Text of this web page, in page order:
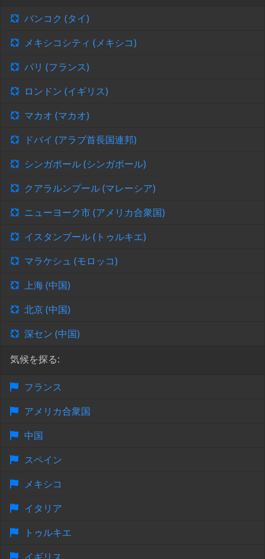
バンコク (タイ)
メキシコシティ (メキシコ)
パリ (フランス)
ロンドン (イギリス)
マカオ (マカオ)
ドバイ (アラブ首長国連邦)
シンガポール (シンガポール)
クアラルンプール (マレーシア)
ニューヨーク市 (アメリカ合衆国)
イスタンブール (トゥルキエ)
マラケシュ (モロッコ)
上海 (中国)
北京 (中国)
深セン (中国)
気候を探る:
フランス
アメリカ合衆国
中国
スペイン
メキシコ
イタリア
トゥルキエ